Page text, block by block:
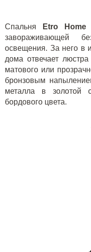
Спальня Etro Home
завораживающей
освещения. За него в
дома отвечает люстра
матового или
бронзовым
металла в золотой
бордового цвета.